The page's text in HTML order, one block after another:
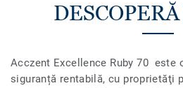
Acczent Excellence Ruby 70 este
siguranță rentabilă, cu proprietăţi